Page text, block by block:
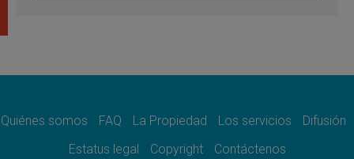
07.08.2026
07.08.2026
el compromiso del cristiano"
Quiénes somos FAQ La Propiedad Los servicios
Difusión
Estatus legal
Copyright Contáctenos